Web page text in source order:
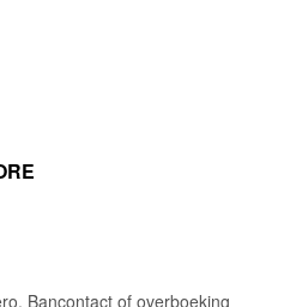
Bancontact of overboeking